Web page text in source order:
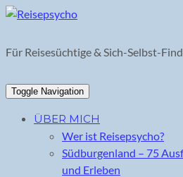
Skip
content
Für Reisesüchtige & Sich-Selbst-
Toggle Navigation
ÜBER MICH
Wer ist Reisepsycho?
Südburgenland – 75
und Erleben